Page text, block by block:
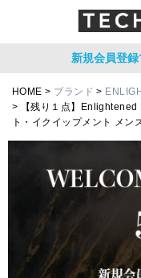
新規会員登
HOME ブランド
【残り１点】
ト・イクイップメント メン